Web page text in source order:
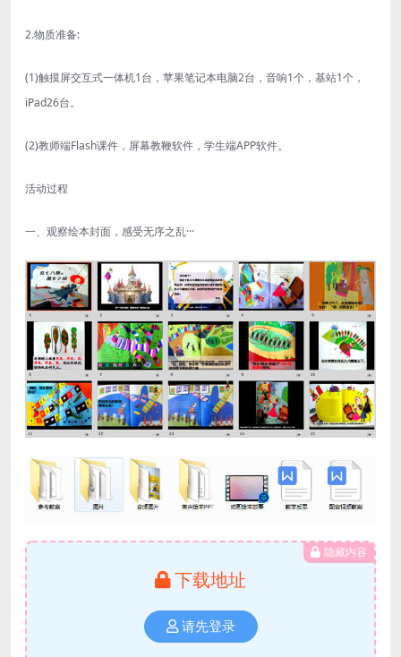
2.物质准备:
(1)触摸屏交互式一体机1台，苹果笔记本电脑2台，音响1个，基站1个，
iPad26台。
(2)教师端Flash课件，屏幕教鞭软件，学生端APP软件。
活动过程
一、观察绘本封面，感受无序之乱···
隐藏内容
下载地址
请先登录